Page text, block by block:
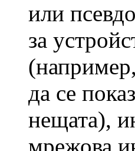
или
за
да се
нещата),